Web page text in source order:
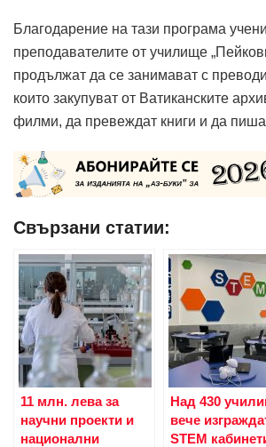
Благодарение на тази програма
преподавателите от училище
продължат да се занимават с
които закупуват от Ватиканските
филми, да превеждат книги и да
Свързани статии:
11 млн. лева за
научни проекти и
национални
Над 430
вече
STEM